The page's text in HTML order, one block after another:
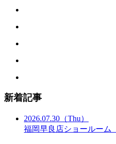
新着記事
2026.07.30 （Thu）
福岡早良店ショールーム